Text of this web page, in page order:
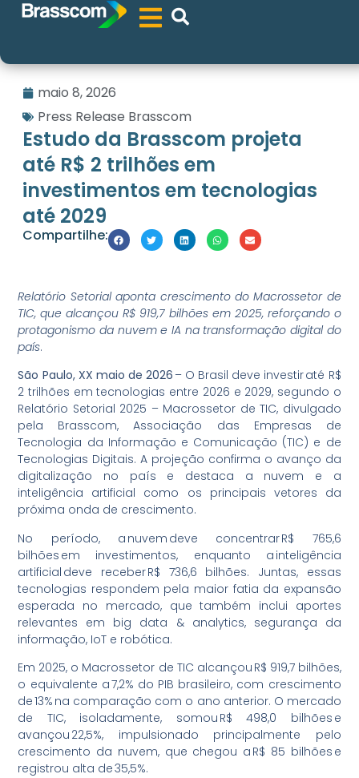
maio 8, 2026
Press Release Brasscom
Estudo da Brasscom projeta
até R$ 2 trilhões em
investimentos em tecnologias
até 2029
Compartilhe:
Relatório Setorial aponta crescimento do Macrossetor de
TIC, que alcançou R$ 919,7 bilhões em 2025, reforçando o
protagonismo da nuvem e IA na transformação digital do
país.
São Paulo, XX maio de 2026 – O Brasil deve investir até R$
2 trilhões em tecnologias entre 2026 e 2029, segundo o
Relatório Setorial 2025 – Macrossetor de TIC, divulgado
pela Brasscom, Associação das Empresas de
Tecnologia da Informação e Comunicação (TIC) e de
Tecnologias Digitais. A projeção confirma o avanço da
digitalização no país e destaca a nuvem e a
inteligência artificial como os principais vetores da
próxima onda de crescimento.
No período, a nuvem deve concentrar R$ 765,6
bilhões em investimentos, enquanto a inteligência
artificial deve receber R$ 736,6 bilhões. Juntas, essas
tecnologias respondem pela maior fatia da expansão
esperada no mercado, que também inclui aportes
relevantes em big data & analytics, segurança da
informação, IoT e robótica.
Em 2025, o Macrossetor de TIC alcançou R$ 919,7 bilhões,
o equivalente a 7,2% do PIB brasileiro, com crescimento
de 13% na comparação com o ano anterior. O mercado
de TIC, isoladamente, somou R$ 498,0 bilhões e
avançou 22,5%, impulsionado principalmente pelo
crescimento da nuvem, que chegou a R$ 85 bilhões e
registrou alta de 35,5%.